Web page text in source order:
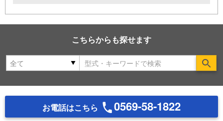
こちらからも探せます
お電話はこちら 0569-58-1822